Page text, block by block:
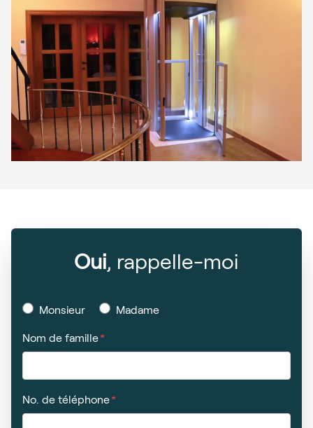
Oui, rappelle-moi
Monsieur Madame
Nom de famille
No. de téléphone